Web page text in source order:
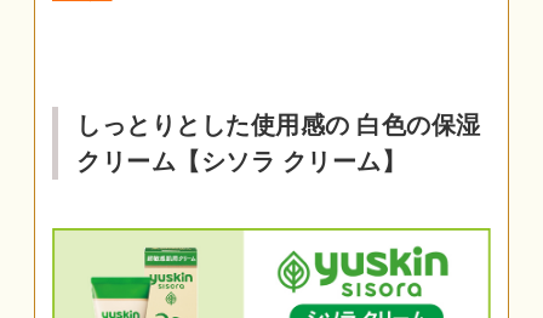
しっとりとした使用感の 白色の保湿
クリーム【シソラ クリーム】